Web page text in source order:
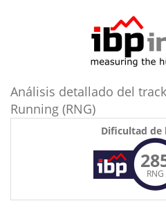
Análisis detallado del
Running (RNG)
Dificultad de
RNG